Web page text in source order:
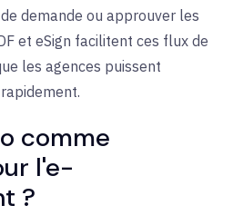
demande ou approuver les
et eSign facilitent ces flux de
les agences puissent
comme
l'e-
?